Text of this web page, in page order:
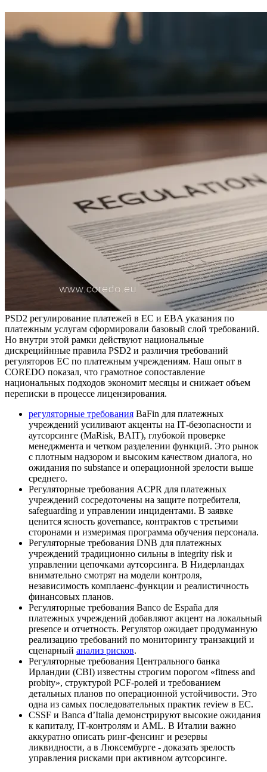
PSD2 регулирование платежей в ЕС и EBA указания по
платежным услугам сформировали базовый слой требований.
Но внутри этой рамки действуют национальные
дискрецийнные правила PSD2 и различия требований
регуляторов ЕС по платежным учреждениям. Наш опыт в
COREDO показал, что грамотное сопоставление
национальных подходов экономит месяцы и снижает объем
переписки в процессе лицензирования.
регуляторные требования BaFin для платежных
учреждений усиливают акценты на IT‑безопасности и
аутсорсинге (MaRisk, BAIT), глубокой проверке
менеджмента и четком разделении функций. Это рынок
с плотным надзором и высоким качеством диалога, но
ожидания по substance и операционной зрелости выше
среднего.
Регуляторные требования ACPR для платежных
учреждений сосредоточены на защите потребителя,
safeguarding и управлении инцидентами. В заявке
ценится ясность governance, контрактов с третьими
сторонами и измеримая программа обучения персонала.
Регуляторные требования DNB для платежных
учреждений традиционно сильны в integrity risk и
управлении цепочками аутсорсинга. В Нидерландах
внимательно смотрят на модели контроля,
независимость комплаенс‑функции и реалистичность
финансовых планов.
Регуляторные требования Banco de España для
платежных учреждений добавляют акцент на локальный
presence и отчетность. Регулятор ожидает продуманную
реализацию требований по мониторингу транзакций и
сценарный анализ рисков.
Регуляторные требования Центрального банка
Ирландии (CBI) известны строгим порогом «fitness and
probity», структурой PCF‑ролей и требованием
детальных планов по операционной устойчивости. Это
одна из самых последовательных практик review в ЕС.
CSSF и Banca d’Italia демонстрируют высокие ожидания
к капиталу, IT‑контролям и AML. В Италии важно
аккуратно описать ринг‑фенсинг и резервы
ликвидности, а в Люксембурге - доказать зрелость
управления рисками при активном аутсорсинге.